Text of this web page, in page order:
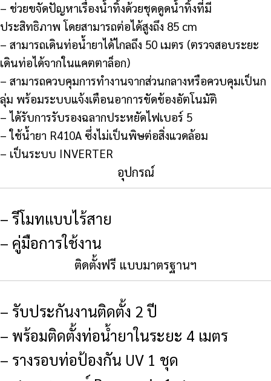
– ช่วยขจัดปัญหาเรื่องน้ำทิ้งด้วยชุดดูดน้ำทิ้งที่มี
ประสิทธิภาพ โดยสามารถต่อได้สูงถึง 85 cm
– สามารถเดินท่อน้ำยาได้ไกลถึง 50 เมตร (ตรวจสอบระยะ
เดินท่อได้จากในแคตตาล็อก)
– สามารถควบคุมการทำงานจากส่วนกลางหรือควบคุมเป็นก
ลุ่ม พร้อมระบบแจ้งเตือนอาการขัดข้องอัตโนมัติ
– ได้รับการรับรองฉลากประหยัดไฟเบอร์ 5
– ใช้น้ำยา R410A ซึ่งไม่เป็นพิษต่อสิ่งแวดล้อม
– เป็นระบบ INVERTER
อุปกรณ์
– รีโมทแบบไร้สาย
– คู่มือการใช้งาน
ติดตั้งฟรี แบบมาตรฐานฯ
– รับประกันงานติดตั้ง 2 ปี
– พร้อมติดตั้งท่อน้ำยาในระยะ 4 เมตร
– รางรอบท่อป้องกัน UV 1 ชุด